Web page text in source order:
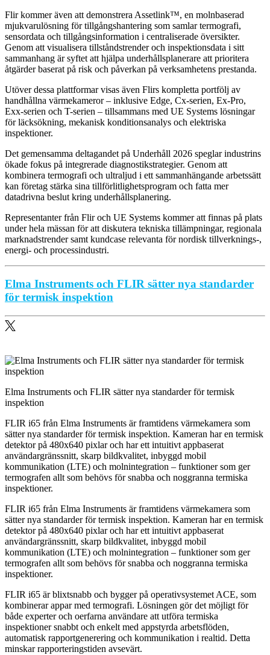
Flir kommer även att demonstrera Assetlink™, en molnbaserad
mjukvarulösning för tillgångshantering som samlar termografi,
sensordata och tillgångsinformation i centraliserade översikter.
Genom att visualisera tillståndstrender och inspektionsdata i sitt
sammanhang är syftet att hjälpa underhållsplanerare att prioritera
åtgärder baserat på risk och påverkan på verksamhetens prestanda.
Utöver dessa plattformar visas även Flirs kompletta portfölj av
handhållna värmekameror – inklusive Edge, Cx-serien, Ex‑Pro,
Exx-serien och T-serien – tillsammans med UE Systems lösningar
för läcksökning, mekanisk konditionsanalys och elektriska
inspektioner.
Det gemensamma deltagandet på Underhåll 2026 speglar industrins
ökade fokus på integrerade diagnostikstrategier. Genom att
kombinera termografi och ultraljud i ett sammanhängande arbetssätt
kan företag stärka sina tillförlitlighetsprogram och fatta mer
datadrivna beslut kring underhållsplanering.
Representanter från Flir och UE Systems kommer att finnas på plats
under hela mässan för att diskutera tekniska tillämpningar, regionala
marknadstrender samt kundcase relevanta för nordisk tillverknings-,
energi- och processindustri.
Elma Instruments och FLIR sätter nya standarder
för termisk inspektion
Elma Instruments och FLIR sätter nya standarder för termisk
inspektion
FLIR i65 från Elma Instruments är framtidens värmekamera som
sätter nya standarder för termisk inspektion. Kameran har en termisk
detektor på 480x640 pixlar och har ett intuitivt appbaserat
användargränssnitt, skarp bildkvalitet, inbyggd mobil
kommunikation (LTE) och molnintegration – funktioner som ger
termografen allt som behövs för snabba och noggranna termiska
inspektioner.
FLIR i65 från Elma Instruments är framtidens värmekamera som
sätter nya standarder för termisk inspektion. Kameran har en termisk
detektor på 480x640 pixlar och har ett intuitivt appbaserat
användargränssnitt, skarp bildkvalitet, inbyggd mobil
kommunikation (LTE) och molnintegration – funktioner som ger
termografen allt som behövs för snabba och noggranna termiska
inspektioner.
FLIR i65 är blixtsnabb och bygger på operativsystemet ACE, som
kombinerar appar med termografi. Lösningen gör det möjligt för
både experter och oerfarna användare att utföra termiska
inspektioner snabbt och enkelt med appstyrda arbetsflöden,
automatisk rapportgenerering och kommunikation i realtid. Detta
minskar rapporteringstiden avsevärt.